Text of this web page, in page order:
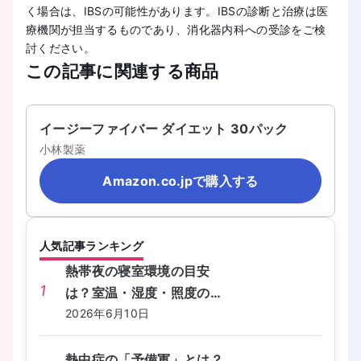
く場合は、IBSの可能性があります。IBSの診断と治療は医
療機関が担当するものであり、消化器内科への受診をご検
討ください。
この記事に関連する商品
イージーファイバー ダイエット 30パック
小林製薬
Amazon.co.jpで購入する
人気記事ランキング
1
熱帯夜の寝室環境の目安
は？室温・湿度・照度の快
眠チェックリストを教えて
ください。
2026年6月10日